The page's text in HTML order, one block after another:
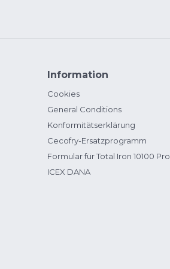
Information
Cookies
General Conditions
Konformitätserklärung
Cecofry-Ersatzprogramm
Formular für Total Iron 10100 Pro
ICEX DANA